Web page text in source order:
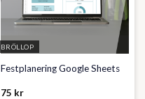
BRÖLLOP
Festplanering Google Sheets
75 kr